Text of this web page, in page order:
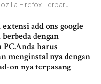
Firefox Terbaru ...
extensi add ons google
dengan
PC.Anda harus
menginstal nya dengan
on nya terpasang